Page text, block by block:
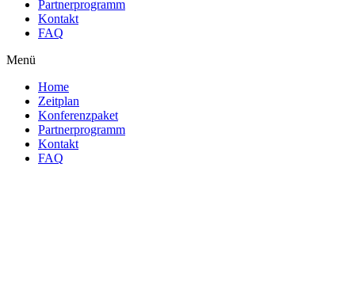
Partnerprogramm
Kontakt
FAQ
Menü
Home
Zeitplan
Konferenzpaket
Partnerprogramm
Kontakt
FAQ